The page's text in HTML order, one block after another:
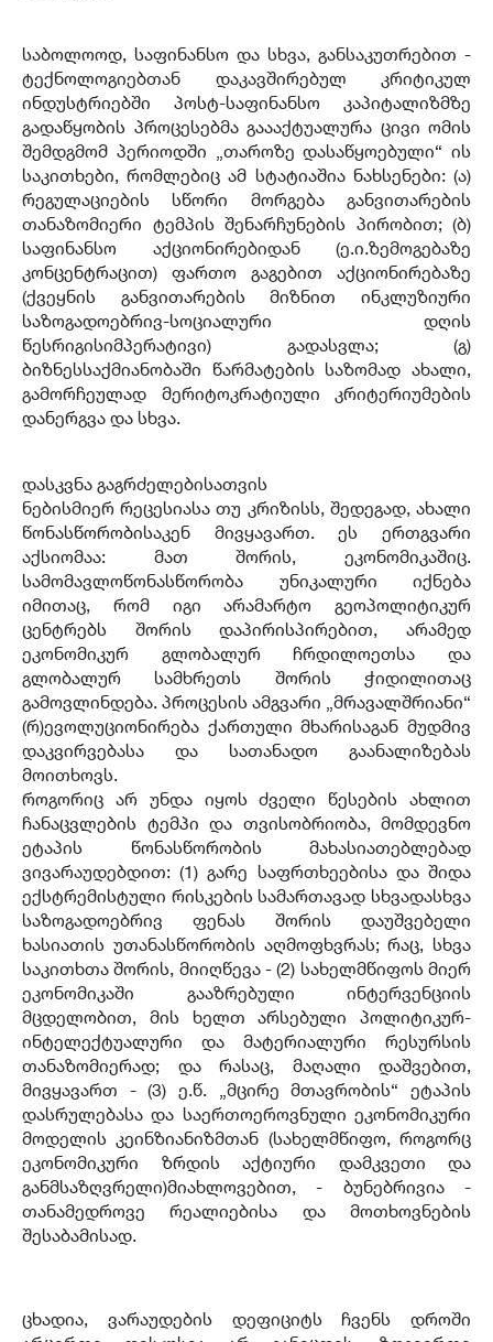
საბოლოოდ, საფინანსო და სხვა, განსაკუთრებით -
ტექნოლოგიებთან დაკავშირებულ კრიტიკულ
ინდუსტრიებში პოსტ-საფინანსო კაპიტალიზმზე
გადაწყობის პროცესებმა გაააქტუალურა ცივი ომის
შემდგმომ პერიოდში „თაროზე დასაწყოებული“ ის
საკითხები, რომლებიც ამ სტატიაშია ნახსენები: (ა)
რეგულაციების სწორი მორგება განვითარების
თანაზომიერი ტემპის შენარჩუნების პირობით; (ბ)
საფინანსო აქციონირებიდან (ე.ი.ზემოგებაზე
კონცენტრაცით) ფართო გაგებით აქციონირებაზე
(ქვეყნის განვითარების მიზნით ინკლუზიური
საზოგადოებრივ-სოციალური დღის
წესრიგისიმპერატივი) გადასვლა; (გ)
ბიზნესსაქმიანობაში წარმატების საზომად ახალი,
გამორჩეულად მერიტოკრატიული კრიტერიუმების
დანერგვა და სხვა.
დასკვნა გაგრძელებისათვის
ნებისმიერ რეცესიასა თუ კრიზისს, შედეგად, ახალი
წონასწორობისაკენ მივყავართ. ეს ერთგვარი
აქსიომაა: მათ შორის, ეკონომიკაშიც.
სამომავლოწონასწორობა უნიკალური იქნება
იმითაც, რომ იგი არამარტო გეოპოლიტიკურ
ცენტრებს შორის დაპირისპირებით, არამედ
ეკონომიკურ გლობალურ ჩრდილოეთსა და
გლობალურ სამხრეთს შორის ჭიდილითაც
გამოვლინდება. პროცესის ამგვარი „მრავალშრიანი“
(რ)ევოლუციონირება ქართული მხარისაგან მუდმივ
დაკვირვებასა და სათანადო გაანალიზებას
მოითხოვს.
როგორიც არ უნდა იყოს ძველი წესების ახლით
ჩანაცვლების ტემპი და თვისობრიობა, მომდევნო
ეტაპის წონასწორობის მახასიათებლებად
ვივარაუდებდით: (1) გარე საფრთხეებისა და შიდა
ექსტრემისტული რისკების სამართავად სხვადასხვა
საზოგადოებრივ ფენას შორის დაუშვებელი
ხასიათის უთანასწორობის აღმოფხვრას; რაც, სხვა
საკითხთა შორის, მიიღწევა - (2) სახელმწიფოს მიერ
ეკონომიკაში გააზრებული ინტერვენციის
მცდელობით, მის ხელთ არსებული პოლიტიკურ-
ინტელექტუალური და მატერიალური რესურსის
თანაზომიერად; და რასაც, მაღალი დაშვებით,
მივყავართ - (3) ე.წ. „მცირე მთავრობის“ ეტაპის
დასრულებასა და საერთოეროვნული ეკონომიკური
მოდელის კეინზიანიზმთან (სახელმწიფო, როგორც
ეკონომიკური ზრდის აქტიური დამკვეთი და
განმსაზღვრელი)მიახლოვებით, - ბუნებრივია -
თანამედროვე რეალიებისა და მოთხოვნების
შესაბამისად.
ცხადია, ვარაუდების დეფიციტს ჩვენს დროში